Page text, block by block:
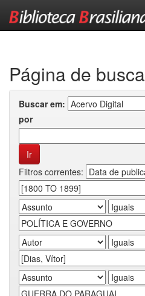
Página de busca
Buscar em:
por
Filtros correntes: